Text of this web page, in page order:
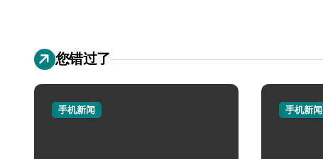
您错过了
手机新闻 手机新闻